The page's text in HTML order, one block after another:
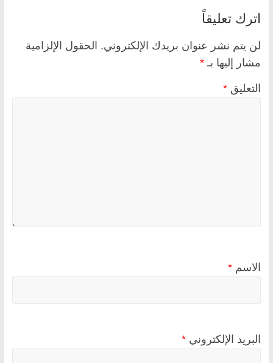
اترك تعليقاً
لن يتم نشر عنوان بريدك الإلكتروني. الحقول الإلزامية
مشار إليها بـ *
التعليق *
الاسم *
البريد الإلكتروني *